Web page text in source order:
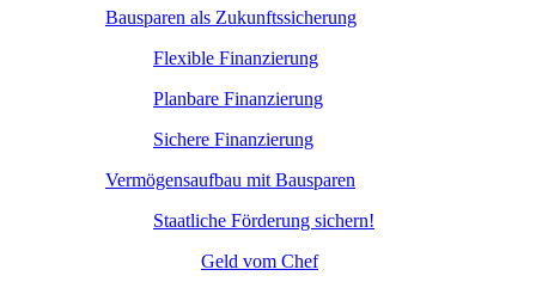
Bausparen als Zukunftssicherung
Flexible Finanzierung
Planbare Finanzierung
Sichere Finanzierung
Vermögensaufbau mit Bausparen
Staatliche Förderung sichern!
Geld vom Chef